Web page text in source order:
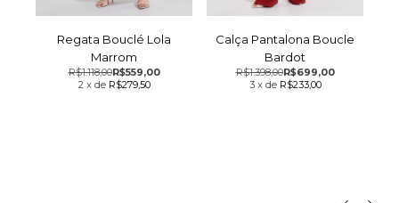
Regata Bouclé Lola
Marrom
R$559,00
R$1.118,00
2 x de R$279,50
Calça Pantalona Boucle
Bardot
R$699,00
R$1.398,00
3 x de R$233,00